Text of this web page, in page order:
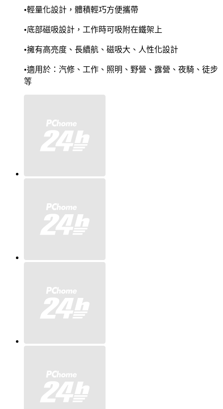
•輕量化設計，體積輕巧方便攜帶
•底部磁吸設計，工作時可吸附在鐵架上
•擁有高亮度、長續航、磁吸大、人性化設計
•適用於：汽修、工作、照明、野營、露營、夜騎、徒步
等